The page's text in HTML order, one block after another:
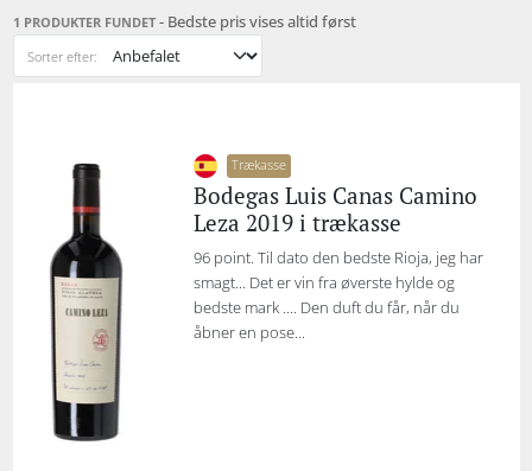
1 PRODUKTER FUNDET - Bedste pris vises altid først
Sorter efter:
Trækasse
Bodegas Luis Canas Camino
Leza 2019 i trækasse
96 point. Til dato den bedste Rioja, jeg har
smagt... Det er vin fra øverste hylde og
bedste mark .... Den duft du får, når du
åbner en pose...